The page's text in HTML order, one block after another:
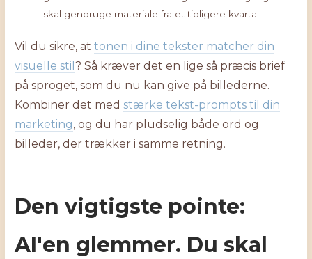
skal genbruge materiale fra et tidligere kvartal.
Vil du sikre, attonen i dine tekster matcher din
visuelle stil? Så kræver det en lige så præcis brief
på sproget, som du nu kan give på billederne.
Kombiner det medstærke tekst-prompts til din
marketing, og du har pludselig både ord og
billeder, der trækker i samme retning.
Den vigtigste pointe:
AI'en glemmer. Du skal